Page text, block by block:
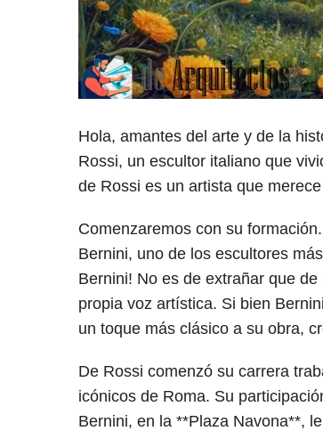
Hola, amantes del arte y de la
Rossi, un escultor italiano que
de Rossi es un artista que
Comenzaremos con su
Bernini, uno de los escultores
Bernini! No es de extrañar que
propia voz artística. Si bien
un toque más clásico a su obra,
De Rossi comenzó su carrera
icónicos de Roma. Su
Bernini, en la **Plaza Navona**,